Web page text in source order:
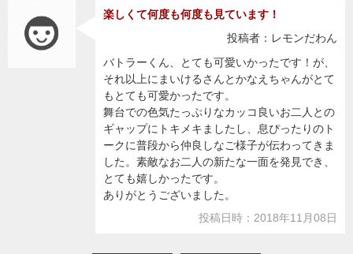
楽しくて何度も何度も見ています！
投稿者：レモンだわん
バトラーくん、とても可愛いかったです！が、
それ以上にまいけるさんとかなえちゃんがとて
もとても可愛かったです。
舞台での色気たっぷりなカッコ良いお二人との
ギャップにトキメキましたし、息ぴったりのト
ークに普段から仲良しなご様子が伝わってきま
した。素敵なお二人の新たな一面を発見でき、
とても嬉しかったです。
ありがとうございました。
投稿日時：2018年11月08日